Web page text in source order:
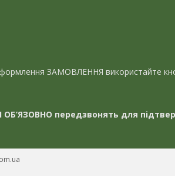
ЗАМОВЛЕННЯ використайте
передзвонять для